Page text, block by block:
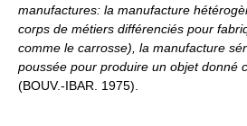
manufactures: la manufacture
corps de métiers différenciés pour
comme le carrosse), la manufacture
poussée pour produire un objet donné
(BOUV.-IBAR. 1975).